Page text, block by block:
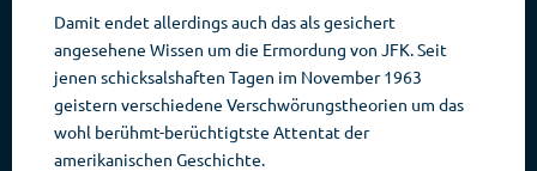
Damit endet allerdings auch das als gesichert
angesehene Wissen um die Ermordung von JFK. Seit
jenen schicksalshaften Tagen im November 1963
geistern verschiedene Verschwörungstheorien um das
wohl berühmt-berüchtigtste Attentat der
amerikanischen Geschichte.